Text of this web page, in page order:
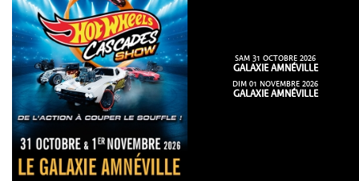
SAM 31 OCTOBRE 2026
GALAXIE AMNÉVILLE
DIM 01 NOVEMBRE 2026
GALAXIE AMNÉVILLE